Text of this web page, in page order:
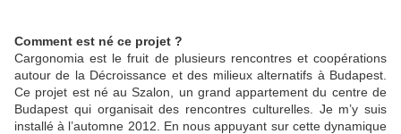
Comment est né ce projet ?
Cargonomia est le fruit de plusieurs rencontres et coopérations
autour de la Décroissance et des milieux alternatifs à Budapest.
Ce projet est né au Szalon, un grand appartement du centre de
Budapest qui organisait des rencontres culturelles. Je m’y suis
installé à l’automne 2012. En nous appuyant sur cette dynamique